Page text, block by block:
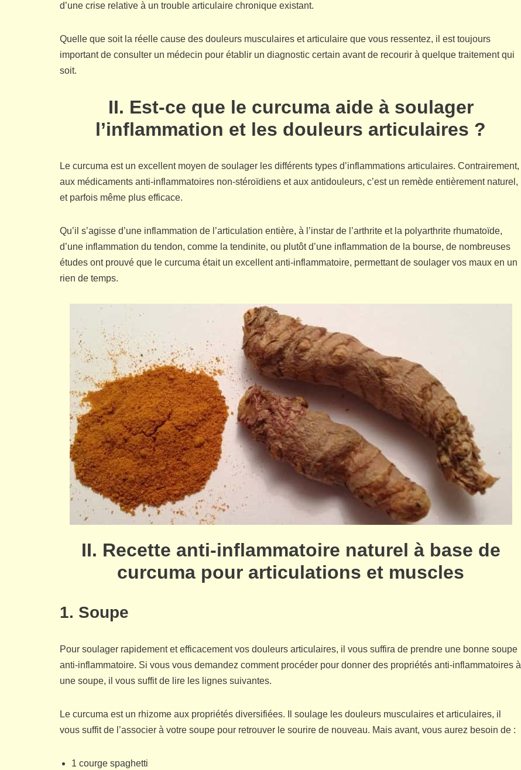
d’une crise relative à un trouble articulaire chronique existant.
Quelle que soit la réelle cause des douleurs musculaires et articulaire que vous ressentez, il est toujours
important de consulter un médecin pour établir un diagnostic certain avant de recourir à quelque traitement qui
soit.
II. Est-ce que le curcuma aide à soulager
l’inflammation et les douleurs articulaires ?
Le curcuma est un excellent moyen de soulager les différents types d’inflammations articulaires. Contrairement,
aux médicaments anti-inflammatoires non-stéroïdiens et aux antidouleurs, c’est un remède entièrement naturel,
et parfois même plus efficace.
Qu’il s’agisse d’une inflammation de l’articulation entière, à l’instar de l’arthrite et la polyarthrite rhumatoïde,
d’une inflammation du tendon, comme la tendinite, ou plutôt d’une inflammation de la bourse, de nombreuses
études ont prouvé que le curcuma était un excellent anti-inflammatoire, permettant de soulager vos maux en un
rien de temps.
II. Recette anti-inflammatoire naturel à base de
curcuma pour articulations et muscles
1. Soupe
Pour soulager rapidement et efficacement vos douleurs articulaires, il vous suffira de prendre une bonne soupe
anti-inflammatoire. Si vous vous demandez comment procéder pour donner des propriétés anti-inflammatoires à
une soupe, il vous suffit de lire les lignes suivantes.
Le curcuma est un rhizome aux propriétés diversifiées. Il soulage les douleurs musculaires et articulaires, il
vous suffit de l’associer à votre soupe pour retrouver le sourire de nouveau. Mais avant, vous aurez besoin de :
1 courge spaghetti